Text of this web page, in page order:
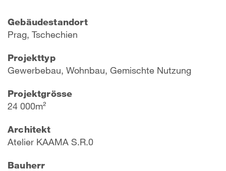
Gebäudestandort
Prag, Tschechien
Projekttyp
Gewerbebau, Wohnbau, Gemischte Nutzung
Projektgrösse
24 000m²
Architekt
Atelier KAAMA S.R.0
Bauherr